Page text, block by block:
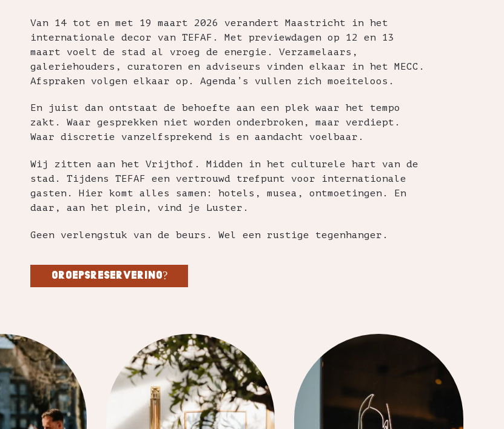
Van 14 tot en met 19 maart 2026 verandert Maastricht in het
internationale decor van TEFAF. Met previewdagen op 12 en 13
maart voelt de stad al vroeg de energie. Verzamelaars,
galeriehouders, curatoren en adviseurs vinden elkaar in het MECC.
Afspraken volgen elkaar op. Agenda’s vullen zich moeiteloos.
En juist dan ontstaat de behoefte aan een plek waar het tempo
zakt. Waar gesprekken niet worden onderbroken, maar verdiept.
Waar discretie vanzelfsprekend is en aandacht voelbaar.
Wij zitten aan het Vrijthof. Midden in het culturele hart van de
stad. Tijdens TEFAF een vertrouwd trefpunt voor internationale
gasten. Hier komt alles samen: hotels, musea, ontmoetingen. En
daar, aan het plein, vind je Luster.
Geen verlengstuk van de beurs. Wel een rustige tegenhanger.
groepsreservering?